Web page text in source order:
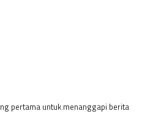
pertama untuk menanggapi berita